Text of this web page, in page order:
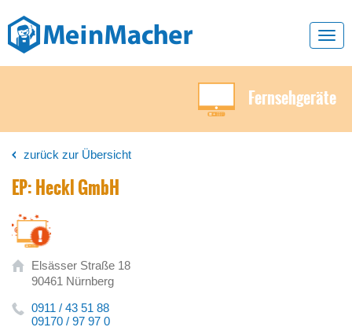
Fernsehgeräte
zurück zur Übersicht
EP: Heckl GmbH
Elsässer Straße 18
90461 Nürnberg
0911 / 43 51 88
09170 / 97 97 0